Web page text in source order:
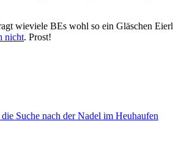
wieviele BEs wohl so ein Gläschen
nicht. Prost!
Suche nach der Nadel im Heuhaufen